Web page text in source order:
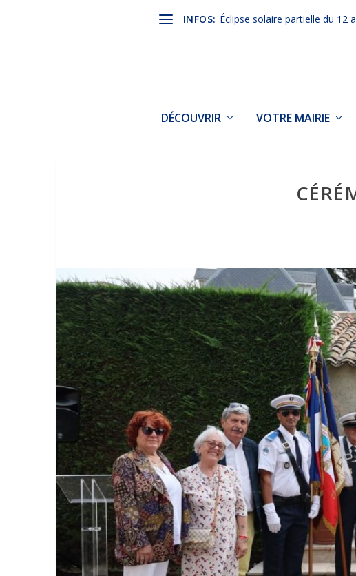
INFOS: Éclipse solaire partielle du 12
DÉCOUVRIR VOTRE MAIRIE